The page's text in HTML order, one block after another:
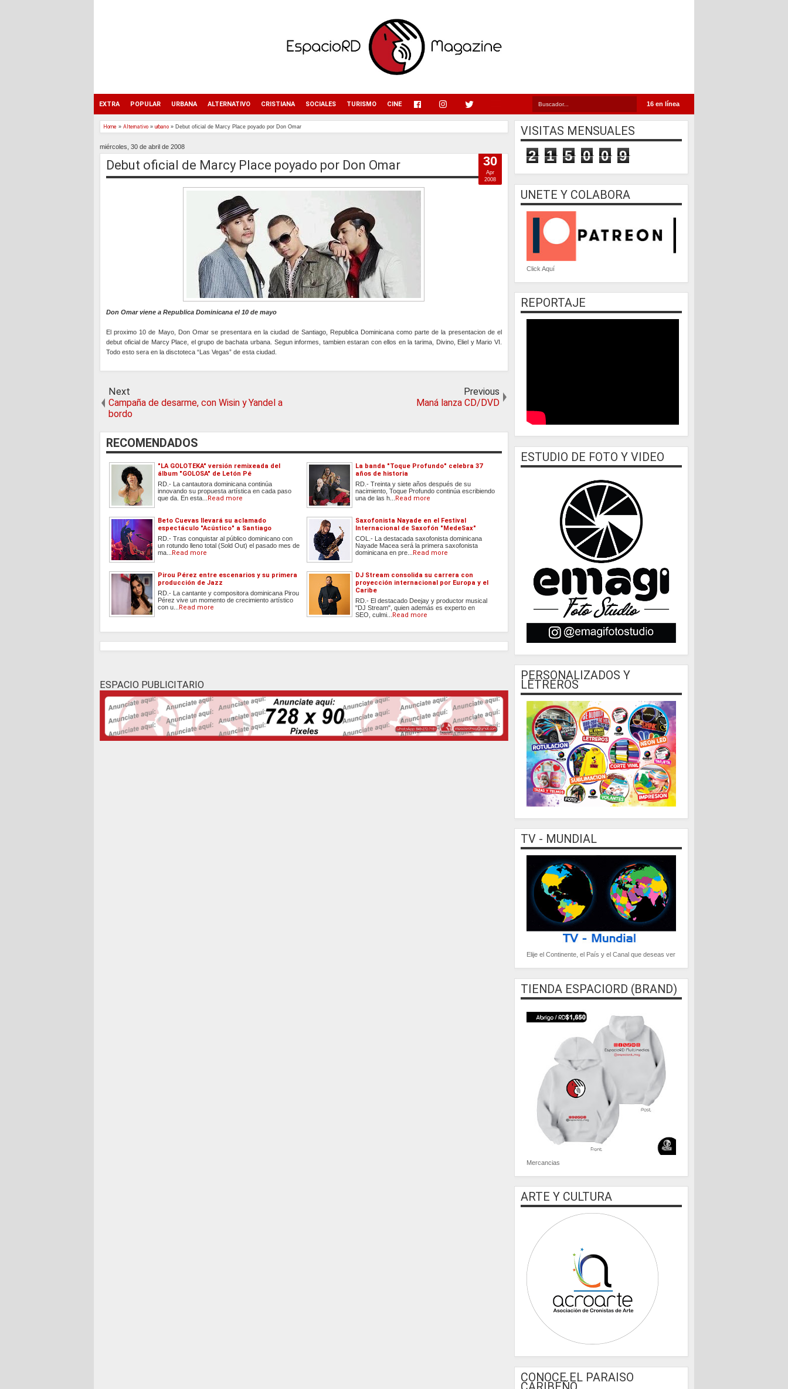
16 en línea
EXTRA POPULAR URBANA ALTERNATIVO CRISTIANA SOCIALES TURISMO CINE
Home » Alternativo » urbano » Debut oficial de Marcy Place poyado por Don Omar
miércoles, 30 de abril de 2008
Debut oficial de Marcy Place poyado por Don Omar
Don Omar viene a Republica Dominicana el 10 de mayo
El proximo 10 de Mayo, Don Omar se presentara en la ciudad de Santiago, Republica Dominicana como parte de la presentacion de el
debut oficial de Marcy Place, el grupo de bachata urbana. Segun informes, tambien estaran con ellos en la tarima, Divino, Eliel y Mario VI.
Todo esto sera en la disctoteca “Las Vegas” de esta ciudad.
30
Apr
2008
Next
Campaña de desarme, con Wisin y Yandel a
bordo
Previous
Maná lanza CD/DVD
RECOMENDADOS
"LA GOLOTEKA" versión remixeada del
álbum "GOLOSA" de Letón Pé
RD.- La cantautora dominicana continúa
innovando su propuesta artística en cada paso
que da. En esta...
Read more
La banda "Toque Profundo" celebra 37
años de historia
RD.- Treinta y siete años después de su
nacimiento, Toque Profundo continúa escribiendo
una de las h...
Read more
Beto Cuevas llevará su aclamado
espectáculo "Acústico" a Santiago
RD.- Tras conquistar al público dominicano con
un rotundo lleno total (Sold Out) el pasado mes de
ma...
Read more
Saxofonista Nayade en el Festival
Internacional de Saxofón "MedeSax"
COL.- La destacada saxofonista dominicana
Nayade Macea será la primera saxofonista
dominicana en pre...
Read more
Pirou Pérez entre escenarios y su primera
producción de Jazz
RD.- La cantante y compositora dominicana Pirou
Pérez vive un momento de crecimiento artístico
con u...
Read more
DJ Stream consolida su carrera con
proyección internacional por Europa y el
Caribe
RD.- El destacado Deejay y productor musical
"DJ Stream", quien además es experto en
SEO, culmi...
Read more
ESPACIO PUBLICITARIO
VISITAS MENSUALES
2 1 5 0 0 9
UNETE Y COLABORA
Click Aquí
REPORTAJE
ESTUDIO DE FOTO Y VIDEO
PERSONALIZADOS Y
LETREROS
TV - MUNDIAL
Elije el Continente, el País y el Canal que deseas ver
TIENDA ESPACIORD (BRAND)
Mercancias
ARTE Y CULTURA
CONOCE EL PARAISO